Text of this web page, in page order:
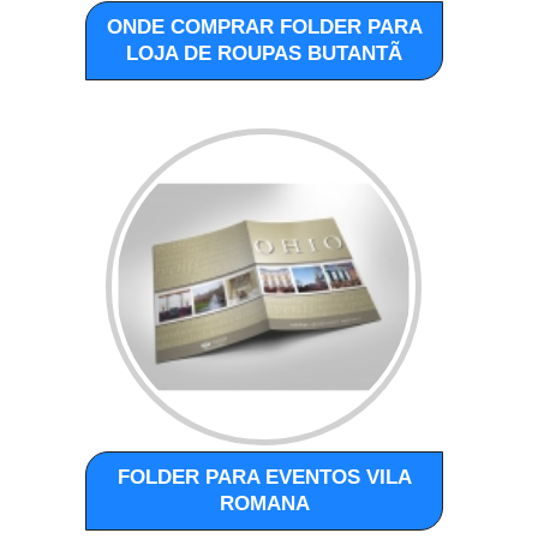
ONDE COMPRAR FOLDER PARA
LOJA DE ROUPAS BUTANTÃ
FOLDER PARA EVENTOS VILA
ROMANA